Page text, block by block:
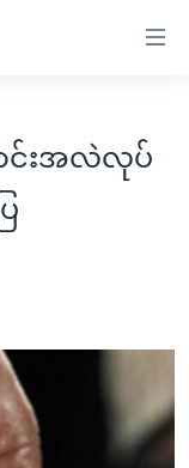
င်းအလဲလုပ်